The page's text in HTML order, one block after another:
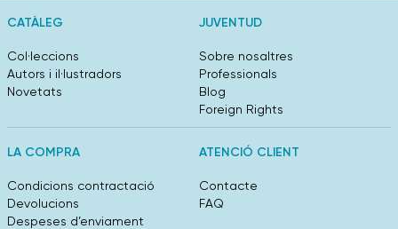
CATÀLEG
Col·leccions
Autors i il·lustradors
Novetats
JUVENTUD
Sobre nosaltres
Professionals
Blog
Foreign Rights
LA COMPRA
Condicions contractació
Devolucions
Despeses d’enviament
ATENCIÓ CLIENT
Contacte
FAQ